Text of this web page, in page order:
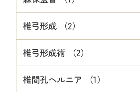
椎弓形成 （2）
椎弓形成術 （2）
椎間孔ヘルニア （1）